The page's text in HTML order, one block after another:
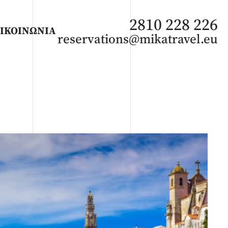
Άνοιξη 2027 Καλοκαίρι 2026
ΑΦΡΙΚΗ
2810 228 226
reservations@mikatravel.eu